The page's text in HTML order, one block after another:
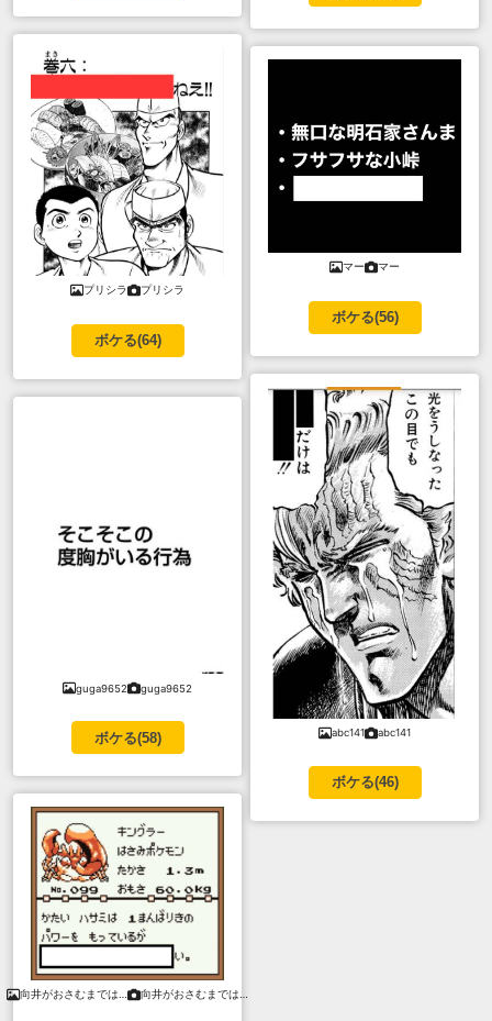
プリシラ プリシラ
ボケる(64)
guga9652 guga9652
ボケる(58)
向井がおさむまでは… 向井がおさむまでは…
マー マー
ボケる(56)
abc141 abc141
ボケる(46)